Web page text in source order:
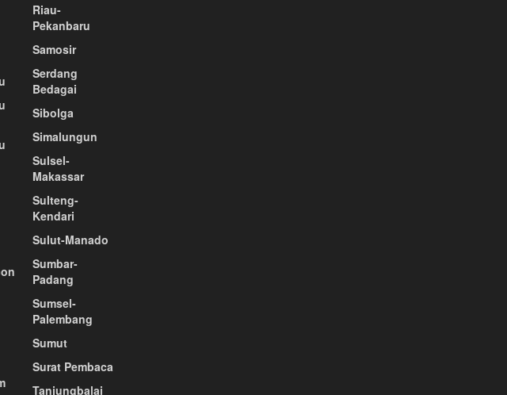
Riau-
Pekanbaru
Samosir
Serdang
Bedagai
Sibolga
Simalungun
Sulsel-
Makassar
Sulteng-
Kendari
Sulut-Manado
Sumbar-
Padang
Sumsel-
Palembang
Sumut
Surat Pembaca
Tanjungbalai